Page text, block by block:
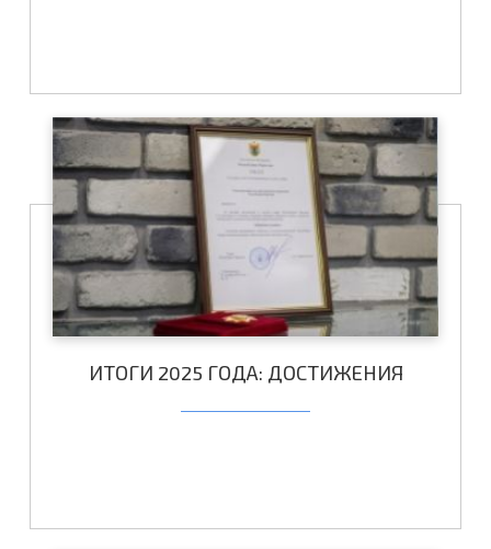
ИТОГИ 2025 ГОДА: ДОСТИЖЕНИЯ